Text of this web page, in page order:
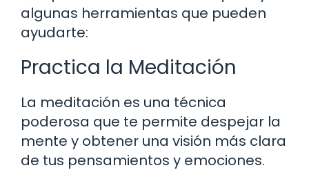
algunas herramientas que pueden
ayudarte:
Practica la Meditación
La meditación es una técnica
poderosa que te permite despejar la
mente y obtener una visión más clara
de tus pensamientos y emociones.